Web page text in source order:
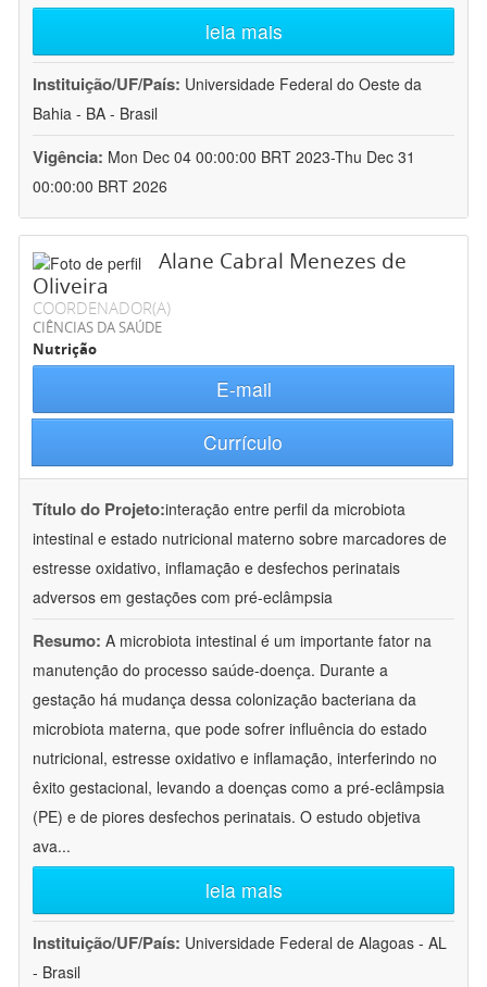
leia mais
Instituição/UF/País: Universidade Federal do Oeste da
Bahia - BA - Brasil
Vigência: Mon Dec 04 00:00:00 BRT 2023-Thu Dec 31
00:00:00 BRT 2026
Alane Cabral Menezes de
Oliveira
COORDENADOR(A)
CIÊNCIAS DA SAÚDE
Nutrição
E-mail
Currículo
Título do Projeto:interação entre perfil da microbiota
intestinal e estado nutricional materno sobre marcadores de
estresse oxidativo, inflamação e desfechos perinatais
adversos em gestações com pré-eclâmpsia
Resumo: A microbiota intestinal é um importante fator na
manutenção do processo saúde-doença. Durante a
gestação há mudança dessa colonização bacteriana da
microbiota materna, que pode sofrer influência do estado
nutricional, estresse oxidativo e inflamação, interferindo no
êxito gestacional, levando a doenças como a pré-eclâmpsia
(PE) e de piores desfechos perinatais. O estudo objetiva
ava...
leia mais
Instituição/UF/País: Universidade Federal de Alagoas - AL
- Brasil